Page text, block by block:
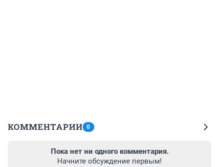
КОММЕНТАРИИ 0
Пока нет ни одного комментария.
Начните обсуждение первым!